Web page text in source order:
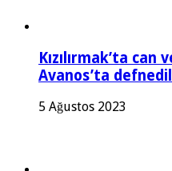
Kızılırmak’ta can
Avanos’ta
5 Ağustos 2023